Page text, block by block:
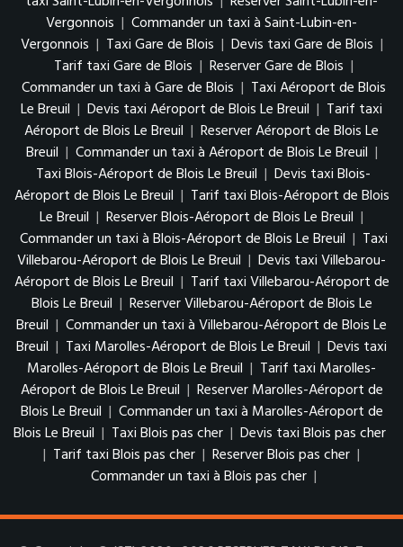
Vergonnois | Commander un taxi à Saint-Lubin-en-
Vergonnois | Taxi Gare de Blois | Devis taxi Gare de Blois |
Tarif taxi Gare de Blois | Reserver Gare de Blois |
Commander un taxi à Gare de Blois | Taxi Aéroport de Blois
Le Breuil | Devis taxi Aéroport de Blois Le Breuil | Tarif taxi
Aéroport de Blois Le Breuil | Reserver Aéroport de Blois Le
Breuil | Commander un taxi à Aéroport de Blois Le Breuil |
Taxi Blois-Aéroport de Blois Le Breuil | Devis taxi Blois-
Aéroport de Blois Le Breuil | Tarif taxi Blois-Aéroport de Blois
Le Breuil | Reserver Blois-Aéroport de Blois Le Breuil |
Commander un taxi à Blois-Aéroport de Blois Le Breuil | Taxi
Villebarou-Aéroport de Blois Le Breuil | Devis taxi Villebarou-
Aéroport de Blois Le Breuil | Tarif taxi Villebarou-Aéroport de
Blois Le Breuil | Reserver Villebarou-Aéroport de Blois Le
Breuil | Commander un taxi à Villebarou-Aéroport de Blois Le
Breuil | Taxi Marolles-Aéroport de Blois Le Breuil | Devis taxi
Marolles-Aéroport de Blois Le Breuil | Tarif taxi Marolles-
Aéroport de Blois Le Breuil | Reserver Marolles-Aéroport de
Blois Le Breuil | Commander un taxi à Marolles-Aéroport de
Blois Le Breuil | Taxi Blois pas cher | Devis taxi Blois pas cher
| Tarif taxi Blois pas cher | Reserver Blois pas cher |
Commander un taxi à Blois pas cher |